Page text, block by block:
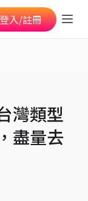
登入/註冊
灣類型
盡量去